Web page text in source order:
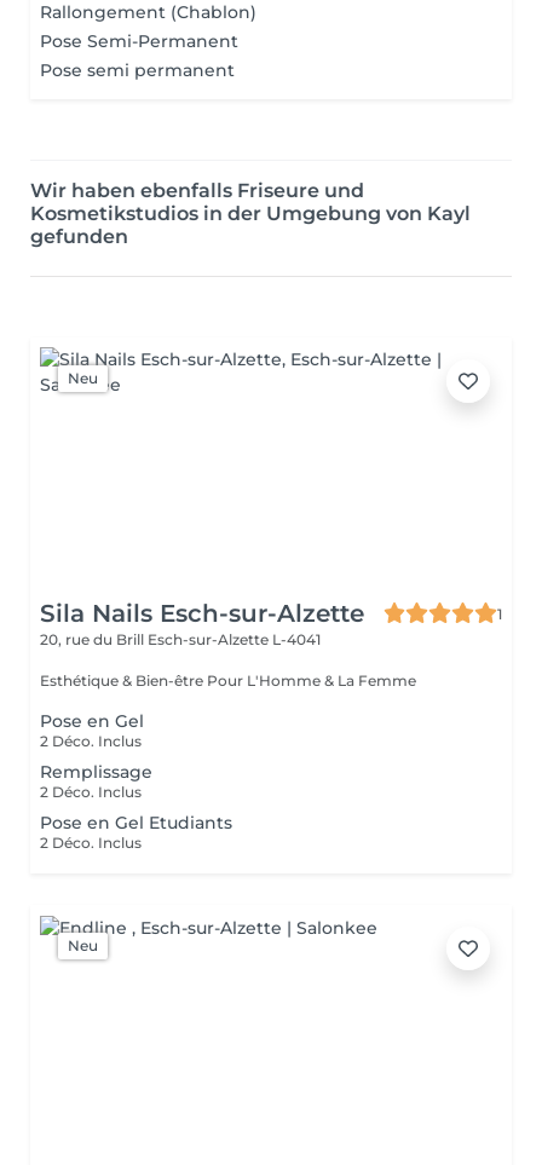
Rallongement (Chablon)
Pose Semi-Permanent
Pose semi permanent
Wir haben ebenfalls Friseure und
Kosmetikstudios in der Umgebung von Kayl
gefunden
Neu
Sila Nails Esch-sur-Alzette
1
20, rue du Brill Esch-sur-Alzette L-4041
Esthétique & Bien-être Pour L'Homme & La Femme
Pose en Gel
2 Déco. Inclus
Remplissage
2 Déco. Inclus
Pose en Gel Etudiants
2 Déco. Inclus
Neu